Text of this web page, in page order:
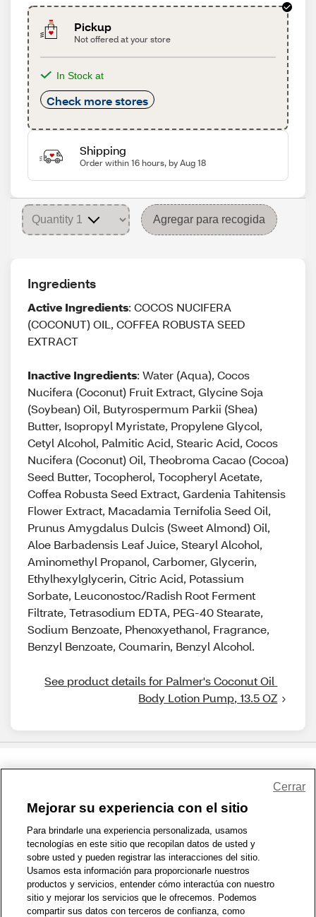
Pickup
Not offered at your store
In Stock at
Check more stores
Shipping
Order within 16 hours, by Aug 18
Agregar para recogida
Ingredients
Active Ingredients: COCOS NUCIFERA
(COCONUT) OIL, COFFEA ROBUSTA SEED
EXTRACT
Inactive Ingredients: Water (Aqua), Cocos
Nucifera (Coconut) Fruit Extract, Glycine Soja
(Soybean) Oil, Butyrospermum Parkii (Shea)
Butter, Isopropyl Myristate, Propylene Glycol,
Cetyl Alcohol, Palmitic Acid, Stearic Acid, Cocos
Nucifera (Coconut) Oil, Theobroma Cacao (Cocoa)
Seed Butter, Tocopherol, Tocopheryl Acetate,
Coffea Robusta Seed Extract, Gardenia Tahitensis
Flower Extract, Macadamia Ternifolia Seed Oil,
Prunus Amygdalus Dulcis (Sweet Almond) Oil,
Aloe Barbadensis Leaf Juice, Stearyl Alcohol,
Aminomethyl Propanol, Carbomer, Glycerin,
Ethylhexylglycerin, Citric Acid, Potassium
Sorbate, Leuconostoc/Radish Root Ferment
Filtrate, Tetrasodium EDTA, PEG-40 Stearate,
Sodium Benzoate, Phenoxyethanol, Fragrance,
Benzyl Benzoate, Coumarin, Benzyl Alcohol.
See product details for Palmer's Coconut Oil
Body Lotion Pump, 13.5 OZ
1-800-679-9691 | Contáctenos | Términos de Uso | Accesibilidad
Política de Privacidad | WA Privacy Policy | Mapa del sitio
Zona de Bienestar | © 1999 - 2026 CVS.com
Mejorar su experiencia con el sitio
Para brindarle una experiencia personalizada, usamos
tecnologías en este sitio que recopilan datos de usted y
sobre usted y pueden registrar las interacciones del sitio.
Usamos esta información para proporcionarle nuestros
productos y servicios, entender cómo interactúa con nuestro
sitio y mejorar los servicios que le ofrecemos. Podemos
compartir sus datos con terceros de confianza, como
Cerrar